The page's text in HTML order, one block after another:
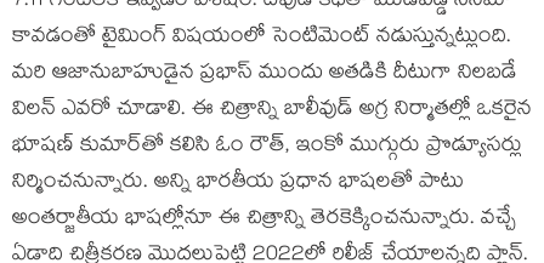
కావడంతో టైమింగ్ విషయంలో సెంటిమెంట్ నడుస్తున్నట్లుంది.
మరి ఆజానుబాహుడైన ప్రభాస్ ముందు అతడికి దీటుగా నిలబడే
విలన్ ఎవరో చూడాలి. ఈ చిత్రాన్ని బాలీవుడ్ అగ్ర నిర్మాతల్లో ఒకరైన
భూషణ్ కుమార్‌తో కలిసి ఓం రౌత్, ఇంకో ముగ్గురు ప్రొడ్యూసర్లు
నిర్మించనున్నారు. అన్ని భారతీయ ప్రధాన భాషలతో పాటు
అంతర్జాతీయ భాషల్లోనూ ఈ చిత్రాన్ని తెరకెక్కించనున్నారు. వచ్చే